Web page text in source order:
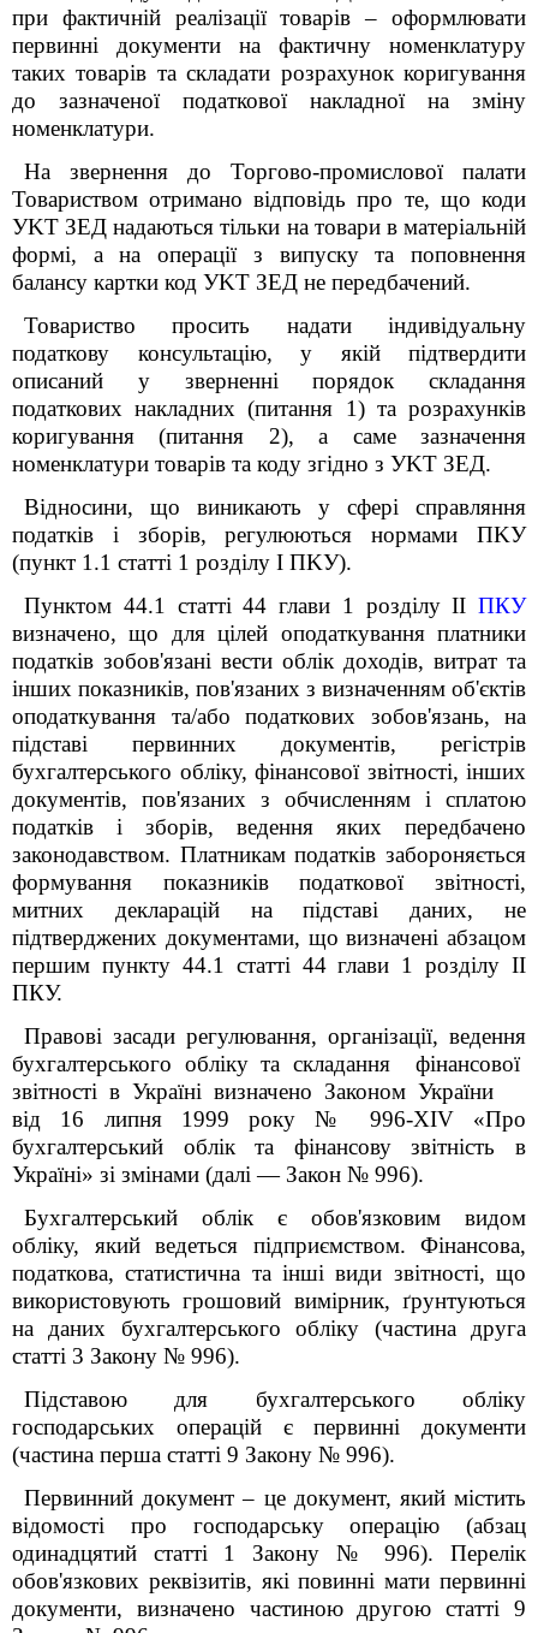
при фактичній реалізації товарів – оформлювати
первинні документи на фактичну номенклатуру
таких товарів та складати розрахунок коригування
до зазначеної податкової накладної на зміну
номенклатури.
На звернення до Торгово-промислової палати
Товариством отримано відповідь про те, що коди
УKT ЗЕД надаються тільки на товари в матеріальній
формі, а на операції з випуску та поповнення
балансу картки код УKT ЗЕД не передбачений.
Товариство просить надати індивідуальну
податкову консультацію, у якій підтвердити
описаний у зверненні порядок складання
податкових накладних (питання 1) та розрахунків
коригування (питання 2), а саме зазначення
номенклатури товарів та коду згідно з УKT ЗЕД.
Відносини, що виникають у сфері справляння
податків i зборів, регулюються нормами ПKУ
(пункт 1.1 статті 1 розділу I ПKУ).
Пунктом 44.1 статті 44 глави 1 розділу II ПКУ
визначено, що для цілей оподаткування платники
податків зобов'язані вести облік доходів, витрат та
інших показників, пов'язаних з визначенням об'єктів
оподаткування та/або податкових зобов'язань, на
підставі первинних документів, регістрів
бухгалтерського обліку, фінансової звітності, інших
документів, пов'язаних з обчисленням i сплатою
податків i зборів, ведення яких передбачено
законодавством. Платникам податків забороняється
формування показників податкової звітності,
митних декларацій на підставі даних, не
підтверджених документами, що визначені абзацом
першим пункту 44.1 статті 44 глави 1 розділу II
ПКУ.
Правові засади регулювання, організації, ведення
бухгалтерського обліку та складання фінансової
звітності в Україні визначено Законом України
від 16 липня 1999 року № 996-XIV «Про
бухгалтерський облік та фінансову звітність в
Україні» зі змінами (далі — Закон № 996).
Бухгалтерський облік є обов'язковим видом
обліку, який ведеться підприємством. Фінансова,
податкова, статистична та інші види звітності, що
використовують грошовий вимірник, ґрунтуються
на даних бухгалтерського обліку (частина друга
статті 3 Закону № 996).
Підставою для бухгалтерського обліку
господарських операцій є первинні документи
(частина перша статті 9 Закону № 996).
Первинний документ – це документ, який містить
відомості про господарську операцію (абзац
одинадцятий статті 1 Закону № 996). Перелік
обов'язкових реквізитів, які повинні мати первинні
документи, визначено частиною другою статті 9